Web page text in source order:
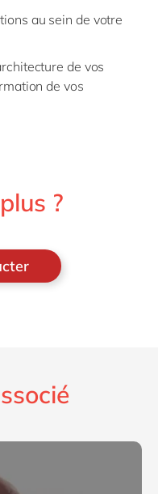
au sein de votre
de vos
de vos
?